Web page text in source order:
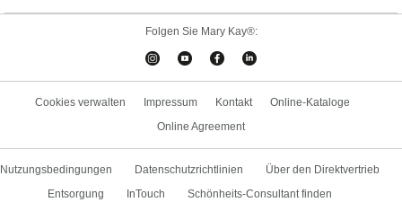
Folgen Sie Mary Kay®:
Cookies verwalten Impressum Kontakt
Online-Kataloge
Online Agreement
Nutzungsbedingungen Datenschutzrichtlinien
Über den Direktvertrieb
Entsorgung
InTouch Schönheits-Consultant finden